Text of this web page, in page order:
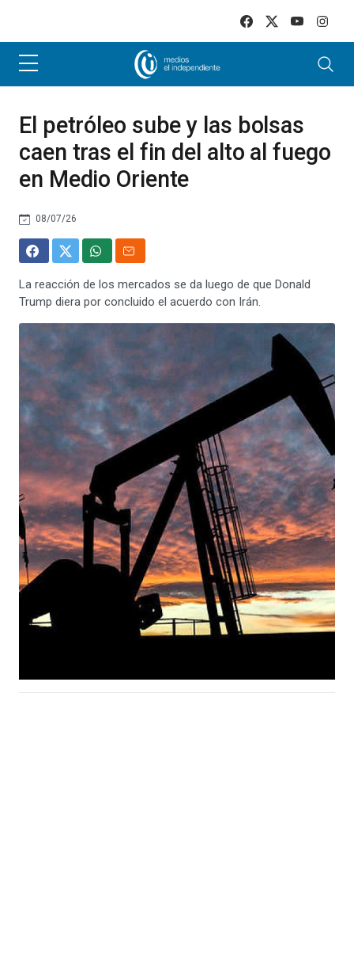
El petróleo sube y las bolsas
caen tras el fin del alto al fuego
en Medio Oriente
08/07/26
La reacción de los mercados se da luego de que Donald
Trump diera por concluido el acuerdo con Irán.